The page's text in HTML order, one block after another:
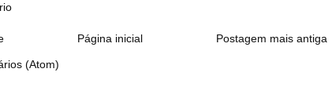
Postagem mais antiga
Página inicial
(Atom)